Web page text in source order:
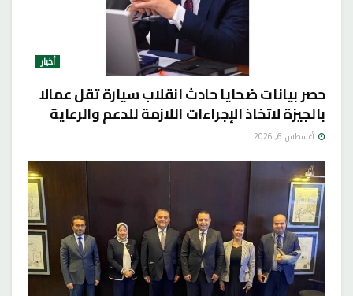
أخبار
حصر بيانات ضحايا حادث انقلاب سيارة تقل عمالا
بالجيزة لاتخاذ الإجراءات اللازمة للدعم والرعاية
أغسطس 6, 2026